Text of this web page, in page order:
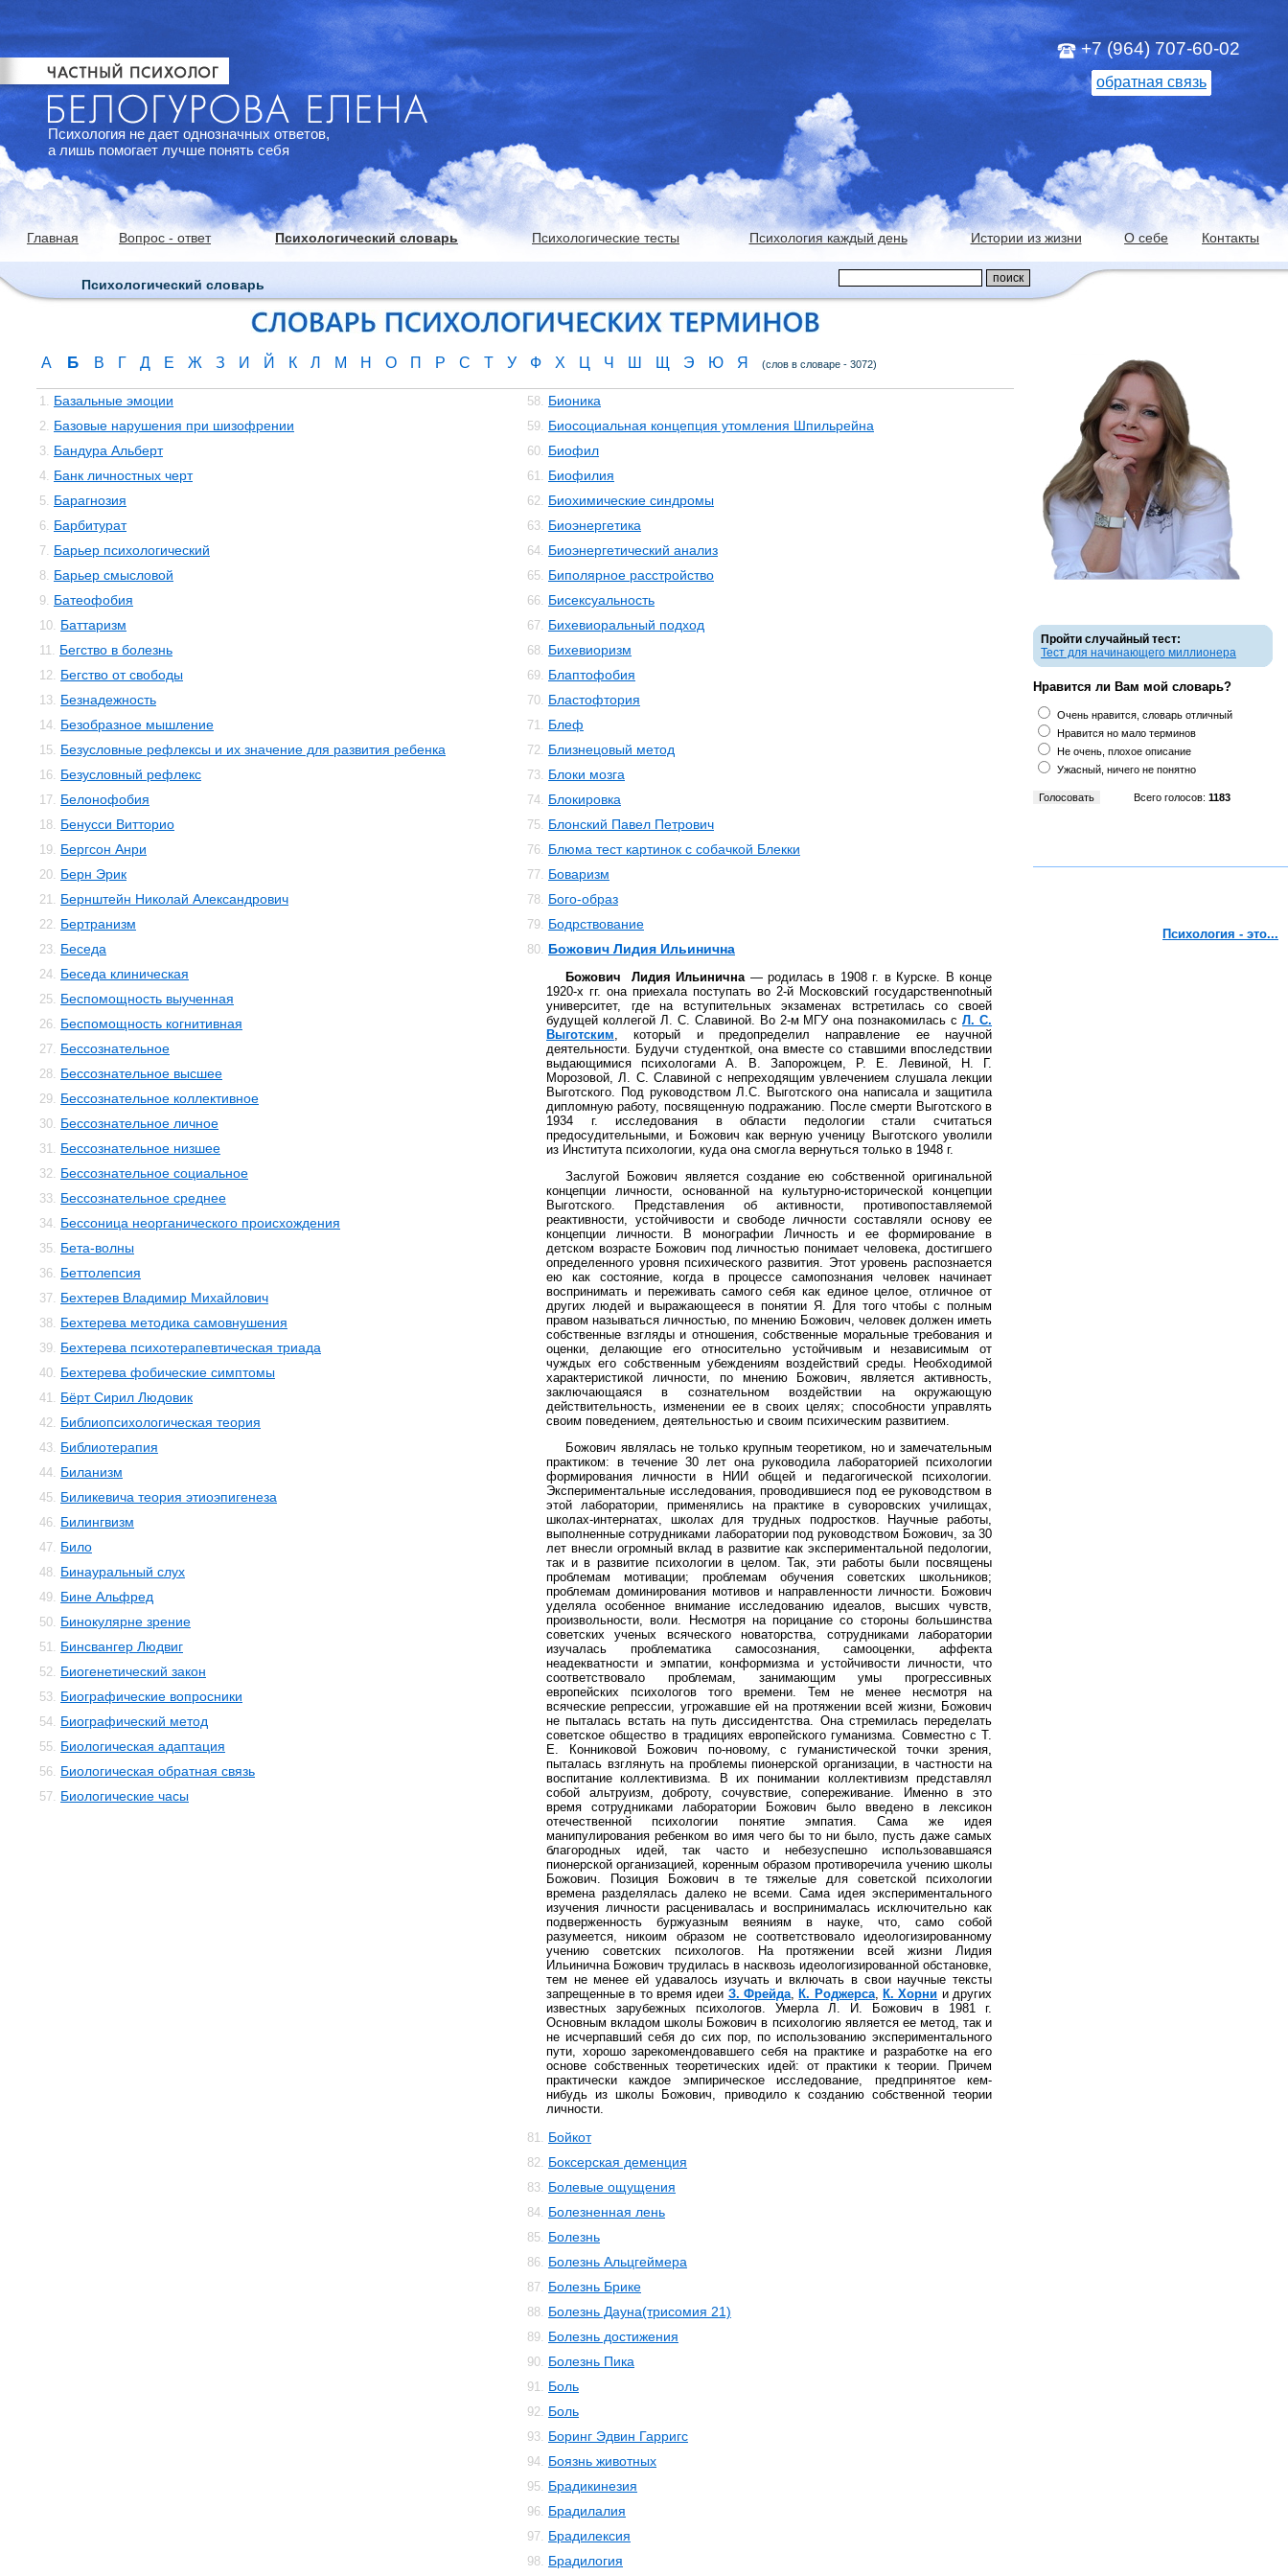
Психология не дает однозначных ответов,
а лишь помогает лучше понять себя
+7 (964) 707-60-02
обратная связь
Главная Вопрос - ответ Психологический словарь Психологические тесты Психология каждый день Истории из жизни О себе Контакты
Психологический словарь
А Б В Г Д Е Ж З И Й К Л М Н О П Р С Т У Ф Х Ц Ч Ш Щ Э Ю Я (слов в словаре - 3072)
1. Базальные эмоции
2. Базовые нарушения при шизофрении
3. Бандура Альберт
4. Банк личностных черт
5. Барагнозия
6. Барбитурат
7. Барьер психологический
8. Барьер смысловой
9. Батеофобия
10. Баттаризм
11. Бегство в болезнь
12. Бегство от свободы
13. Безнадежность
14. Безобразное мышление
15. Безусловные рефлексы и их значение для развития ребенка
16. Безусловный рефлекс
17. Белонофобия
18. Бенусси Витторио
19. Бергсон Анри
20. Берн Эрик
21. Бернштейн Николай Александрович
22. Бертранизм
23. Беседа
24. Беседа клиническая
25. Беспомощность выученная
26. Беспомощность когнитивная
27. Бессознательное
28. Бессознательное высшее
29. Бессознательное коллективное
30. Бессознательное личное
31. Бессознательное низшее
32. Бессознательное социальное
33. Бессознательное среднее
34. Бессоница неорганического происхождения
35. Бета-волны
36. Беттолепсия
37. Бехтерев Владимир Михайлович
38. Бехтерева методика самовнушения
39. Бехтерева психотерапевтическая триада
40. Бехтерева фобические симптомы
41. Бёрт Сирил Людовик
42. Библиопсихологическая теория
43. Библиотерапия
44. Биланизм
45. Биликевича теория этиоэпигенеза
46. Билингвизм
47. Било
48. Бинауральный слух
49. Бине Альфред
50. Бинокулярне зрение
51. Бинсвангер Людвиг
52. Биогенетический закон
53. Биографические вопросники
54. Биографический метод
55. Биологическая адаптация
56. Биологическая обратная связь
57. Биологические часы
58. Бионика
59. Биосоциальная концепция утомления Шпильрейна
60. Биофил
61. Биофилия
62. Биохимические синдромы
63. Биоэнергетика
64. Биоэнергетический анализ
65. Биполярное расстройство
66. Бисексуальность
67. Бихевиоральный подход
68. Бихевиоризм
69. Блаптофобия
70. Бластофтория
71. Блеф
72. Близнецовый метод
73. Блоки мозга
74. Блокировка
75. Блонский Павел Петрович
76. Блюма тест картинок с собачкой Блекки
77. Боваризм
78. Бого-образ
79. Бодрствование
80. Божович Лидия Ильинична
Божович Лидия Ильинична— родилась в 1908 г. в Курске. В конце
1920-х гг. она приехала поступать во 2-й Московский государственnotный
университет, где на вступительных экзаменах встретилась со своей
будущей коллегой Л. С. Славиной. Во 2-м МГУ она познакомилась сЛ. С.
Выготским, который и предопределил направление ее научной
деятельности. Будучи студенткой, она вместе со ставшими впоследствии
выдающимися психологами А. В. Запорожцем, Р. Е. Левиной, Н. Г.
Морозовой, Л. С. Славиной с непреходящим увлечением слушала лекции
Выготского. Под руководством Л.С. Выготского она написала и защитила
дипломную работу, посвященную подражанию. После смерти Выготского в
1934 г. исследования в области педологии стали считаться
предосудительными, и Божович как верную ученицу Выготского уволили
из Института психологии, куда она смогла вернуться только в 1948 г.
Заслугой Божович является создание ею собственной оригинальной
концепции личности, основанной на культурно-исторической концепции
Выготского. Представления об активности, противопоставляемой
реактивности, устойчивости и свободе личности составляли основу ее
концепции личности. В монографии Личность и ее формирование в
детском возрасте Божович под личностью понимает человека, достигшего
определенного уровня психического развития. Этот уровень распознается
ею как состояние, когда в процессе самопознания человек начинает
воспринимать и переживать самого себя как единое целое, отличное от
других людей и выражающееся в понятии Я. Для того чтобы с полным
правом называться личностью, по мнению Божович, человек должен иметь
собственные взгляды и отношения, собственные моральные требования и
оценки, делающие его относительно устойчивым и независимым от
чуждых его собственным убеждениям воздействий среды. Необходимой
характеристикой личности, по мнению Божович, является активность,
заключающаяся в сознательном воздействии на окружающую
действительность, изменении ее в своих целях; способности управлять
своим поведением, деятельностью и своим психическим развитием.
Божович являлась не только крупным теоретиком, но и замечательным
практиком: в течение 30 лет она руководила лабораторией психологии
формирования личности в НИИ общей и педагогической психологии.
Экспериментальные исследования, проводившиеся под ее руководством в
этой лаборатории, применялись на практике в суворовских училищах,
школах-интернатах, школах для трудных подростков. Научные работы,
выполненные сотрудниками лаборатории под руководством Божович, за 30
лет внесли огромный вклад в развитие как экспериментальной педологии,
так и в развитие психологии в целом. Так, эти работы были посвящены
проблемам мотивации; проблемам обучения советских школьников;
проблемам доминирования мотивов и направленности личности. Божович
уделяла особенное внимание исследованию идеалов, высших чувств,
произвольности, воли. Несмотря на порицание со стороны большинства
советских ученых всяческого новаторства, сотрудниками лаборатории
изучалась проблематика самосознания, самооценки, аффекта
неадекватности и эмпатии, конформизма и устойчивости личности, что
соответствовало проблемам, занимающим умы прогрессивных
европейских психологов того времени. Тем не менее несмотря на
всяческие репрессии, угрожавшие ей на протяжении всей жизни, Божович
не пыталась встать на путь диссидентства. Она стремилась переделать
советское общество в традициях европейского гуманизма. Совместно с Т.
Е. Конниковой Божович по-новому, с гуманистической точки зрения,
пыталась взглянуть на проблемы пионерской организации, в частности на
воспитание коллективизма. В их понимании коллективизм представлял
собой альтруизм, доброту, сочувствие, сопереживание. Именно в это
время сотрудниками лаборатории Божович было введено в лексикон
отечественной психологии понятие эмпатия. Сама же идея
манипулирования ребенком во имя чего бы то ни было, пусть даже самых
благородных идей, так часто и небезуспешно использовавшаяся
пионерской организацией, коренным образом противоречила учению школы
Божович. Позиция Божович в те тяжелые для советской психологии
времена разделялась далеко не всеми. Сама идея экспериментального
изучения личности расценивалась и воспринималась исключительно как
подверженность буржуазным веяниям в науке, что, само собой
разумеется, никоим образом не соответствовало идеологизированному
учению советских психологов. На протяжении всей жизни Лидия
Ильинична Божович трудилась в насквозь идеологизированной обстановке,
тем не менее ей удавалось изучать и включать в свои научные тексты
запрещенные в то время идеи З. Фрейда, К. Роджерса, К. Хорни и других
известных зарубежных психологов. Умерла Л. И. Божович в 1981 г.
Основным вкладом школы Божович в психологию является ее метод, так и
не исчерпавший себя до сих пор, по использованию экспериментального
пути, хорошо зарекомендовавшего себя на практике и разработке на его
основе собственных теоретических идей: от практики к теории. Причем
практически каждое эмпирическое исследование, предпринятое кем-
нибудь из школы Божович, приводило к созданию собственной теории
личности.
81. Бойкот
82. Боксерская деменция
83. Болевые ощущения
84. Болезненная лень
85. Болезнь
86. Болезнь Альцгеймера
87. Болезнь Брике
88. Болезнь Дауна(трисомия 21)
89. Болезнь достижения
90. Болезнь Пика
91. Боль
92. Боль
93. Боринг Эдвин Гарригс
94. Боязнь животных
95. Брадикинезия
96. Брадилалия
97. Брадилексия
98. Брадилогия
Пройти случайный тест:
Тест для начинающего миллионера
Нравится ли Вам мой словарь?
Очень нравится, словарь отличный
Нравится но мало терминов
Не очень, плохое описание
Ужасный, ничего не понятно
Всего голосов: 1183
Психология - это...